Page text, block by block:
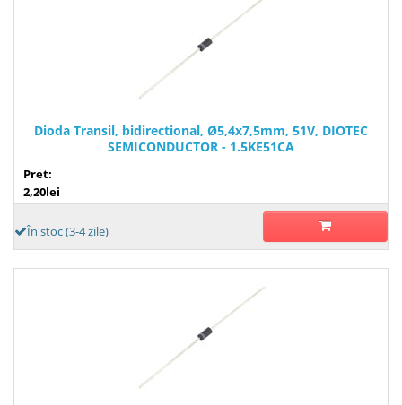
Dioda Transil, bidirectional, Ø5,4x7,5mm, 51V, DIOTEC
SEMICONDUCTOR - 1.5KE51CA
Pret:
2,20lei
În stoc (3-4 zile)